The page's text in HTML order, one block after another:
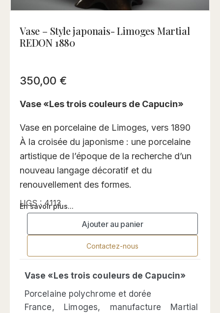
Vase – Style japonais- Limoges Martial
REDON 1880
350,00 €
Vase «Les trois couleurs de Capucin»
Vase en porcelaine de Limoges, vers 1890
À la croisée du japonisme : une porcelaine
artistique de l’époque de la recherche d’un
nouveau langage décoratif et du
renouvellement des formes.
En savoir plus...
UGS :4113
Ajouter au panier
Contactez-nous
Vase «Les trois couleurs de Capucin»
Porcelaine polychrome et dorée
France, Limoges, manufacture Martial